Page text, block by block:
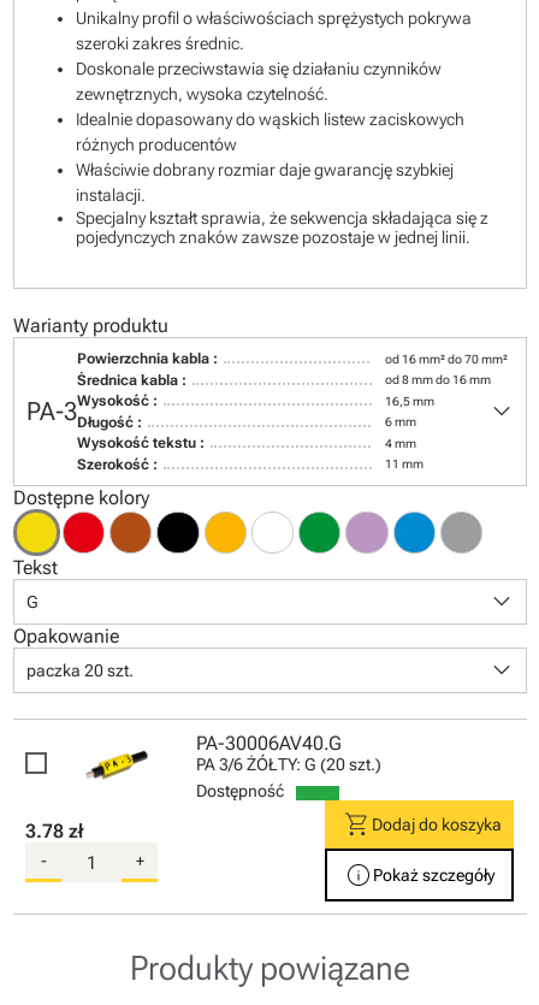
Unikalny profil o właściwościach sprężystych pokrywa
szeroki zakres średnic.
Doskonale przeciwstawia się działaniu czynników
zewnętrznych, wysoka czytelność.
Idealnie dopasowany do wąskich listew zaciskowych
różnych producentów
Właściwie dobrany rozmiar daje gwarancję szybkiej
instalacji.
Specjalny kształt sprawia, że sekwencja składająca się z
pojedynczych znaków zawsze pozostaje w jednej linii.
Warianty produktu
PA-3
Powierzchnia kabla : od 16 mm² do 70 mm²
Średnica kabla : od 8 mm do 16 mm
Wysokość : 16,5 mm
Długość : 6 mm
Wysokość tekstu : 4 mm
Szerokość : 11 mm
keyboard_arrow_down
Dostępne kolory
Tekst
G keyboard_arrow_down
Opakowanie
paczka 20 szt. keyboard_arrow_down
PA-30006AV40.G
PA 3/6 ŻÓŁTY: G (20 szt.)
Dostępność
3.78 zł
- +
shopping_cart Dodaj do koszyka
info Pokaż szczegóły
Produkty powiązane